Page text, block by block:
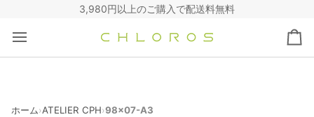
3,980円以上のご購入で配送料無料
カ
ー
ホーム›ATELIER CPH›98x07-A3